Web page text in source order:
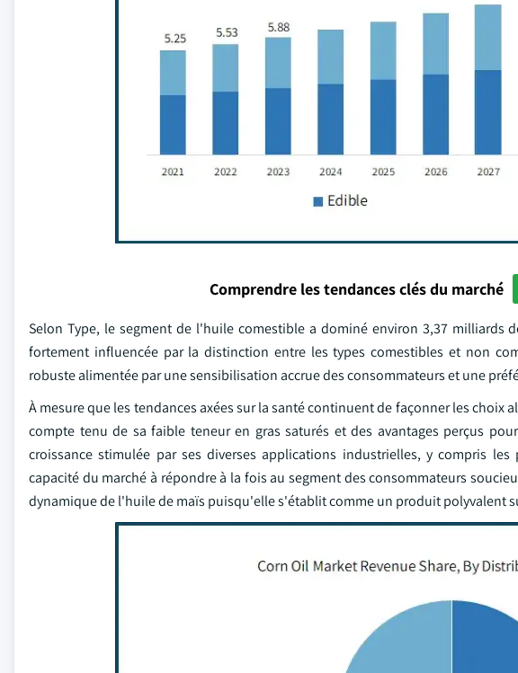
Comprendre les tendances clés du marché
Selon Type, le segment de l'huile comestible a dominé environ 3,37 milliards
fortement influencée par la distinction entre les types comestibles et non
robuste alimentée par une sensibilisation accrue des consommateurs et une
À mesure que les tendances axées sur la santé continuent de façonner les
compte tenu de sa faible teneur en gras saturés et des avantages perçus
croissance stimulée par ses diverses applications industrielles, y compris
capacité du marché à répondre à la fois au segment des consommateurs
dynamique de l'huile de maïs puisqu'elle s'établit comme un produit polyvalent